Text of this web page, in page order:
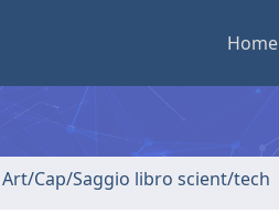
Home
Art/Cap/Saggio libro scient/tech